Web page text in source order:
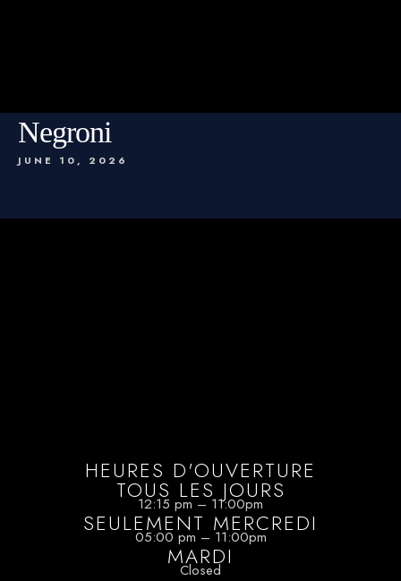
Negroni
JUNE 10, 2026
HEURES D'OUVERTURE
TOUS LES JOURS
12:15 pm – 11:00pm
SEULEMENT MERCREDI
05:00 pm – 11:00pm
MARDI
Closed